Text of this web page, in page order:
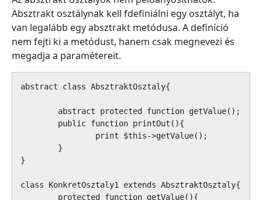
Absztrakt osztálynak kell fdefiniálni egy osztályt, ha
van legalább egy absztrakt metódusa. A definíció
nem fejti ki a metódust, hanem csak megnevezi és
megadja a paramétereit.
abstract class AbsztraktOsztaly{
}
class KonkretOsztaly1 extends AbsztraktOsztaly{